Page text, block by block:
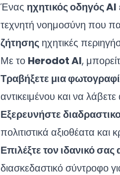
Ένας ηχητικός οδηγός AI
τεχνητή νοημοσύνη που
ζήτησης ηχητικές
Με το Herodot AI,
Τραβήξετε μια
αντικειμένου και να
Εξερευνήστε
πολιτιστικά αξιοθέατα και
Επιλέξτε τον ιδανικό
διασκεδαστικό σύντροφο